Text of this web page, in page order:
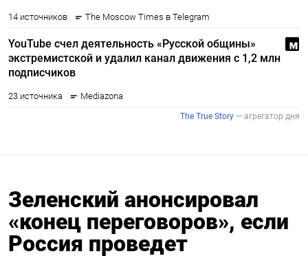
Зеленский анонсировал
«конец переговоров», если
Россия проведет